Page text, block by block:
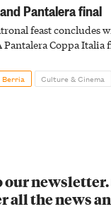
Pantalera final
feast concludes
Pantalera Coppa Italia
Berria Culture & Cinema
our
all the news